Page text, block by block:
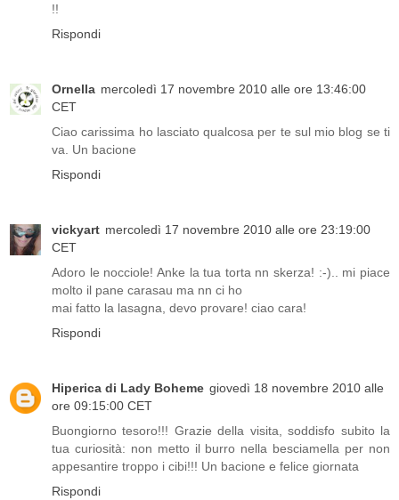
!!
Rispondi
Ornella mercoledì 17 novembre 2010 alle ore 13:46:00
CET
Ciao carissima ho lasciato qualcosa per te sul mio blog se ti
va. Un bacione
Rispondi
vickyart mercoledì 17 novembre 2010 alle ore 23:19:00
CET
Adoro le nocciole! Anke la tua torta nn skerza! :-).. mi piace
molto il pane carasau ma nn ci ho
mai fatto la lasagna, devo provare! ciao cara!
Rispondi
Hiperica di Lady Boheme giovedì 18 novembre 2010 alle
ore 09:15:00 CET
Buongiorno tesoro!!! Grazie della visita, soddisfo subito la
tua curiosità: non metto il burro nella besciamella per non
appesantire troppo i cibi!!! Un bacione e felice giornata
Rispondi